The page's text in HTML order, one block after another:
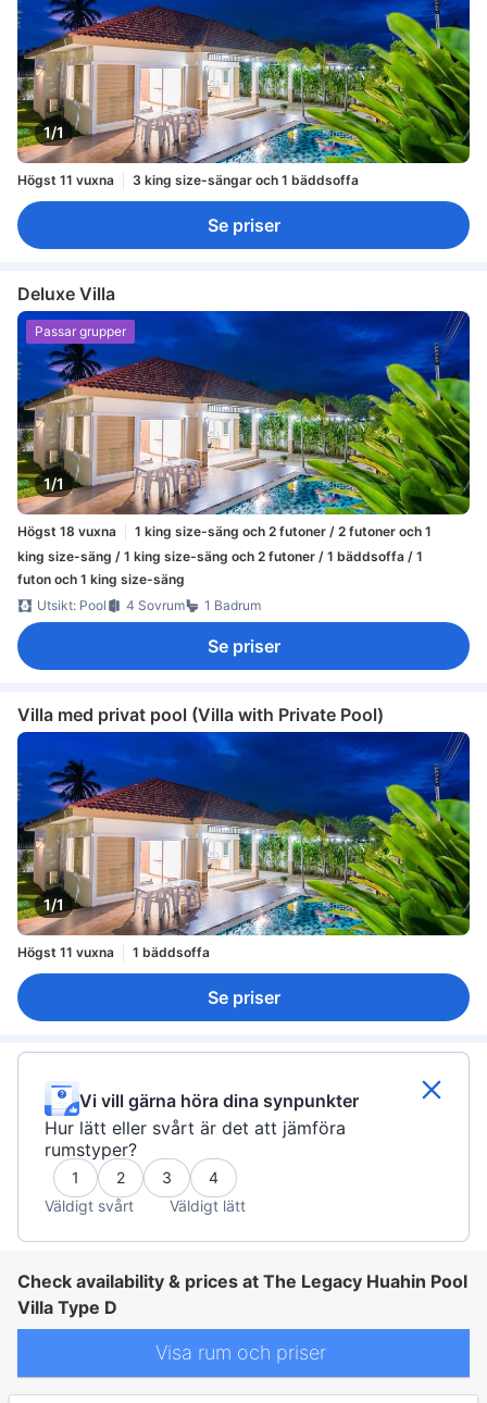
1/1
Högst 11 vuxna 3 king size-sängar och 1 bäddsoffa
Se priser
Deluxe Villa
1/1
Passar grupper
Högst 18 vuxna
1 king size-säng och 2 futoner / 2 futoner och 1
king size-säng / 1 king size-säng och 2 futoner / 1 bäddsoffa / 1
futon och 1 king size-säng
Utsikt: Pool
4 Sovrum 1 Badrum
Se priser
Villa med privat pool (Villa with Private Pool)
1/1
Högst 11 vuxna 1 bäddsoffa
Se priser
Vi vill gärna höra dina synpunkter
Hur lätt eller svårt är det att jämföra
rumstyper?
1 2 3
4
Väldigt svårt
Väldigt lätt
Check availability & prices at The Legacy Huahin Pool
Villa Type D
Visa rum och priser